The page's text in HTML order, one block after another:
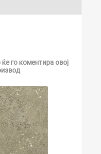
го коментира овој